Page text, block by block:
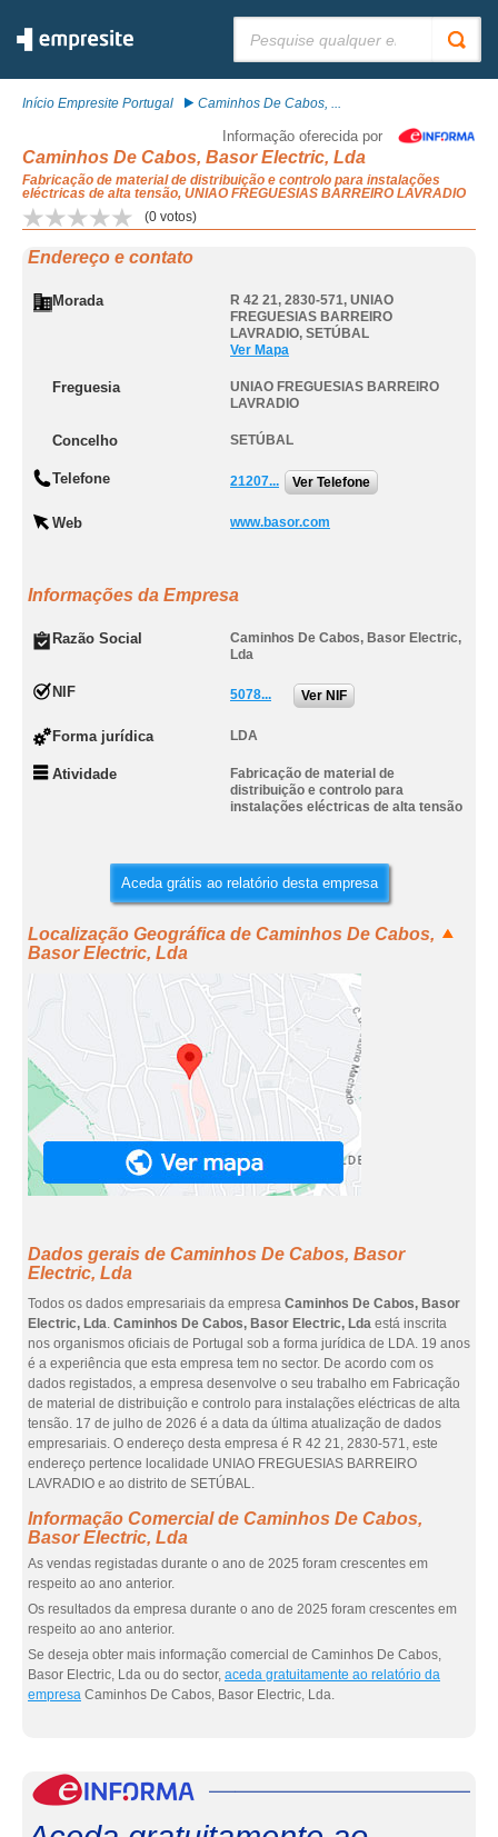
Início Empresite Portugal Caminhos De Cabos, ...
Informação oferecida por
Caminhos De Cabos, Basor Electric, Lda
Fabricação de material de distribuição e controlo para instalações
eléctricas de alta tensão, UNIAO FREGUESIAS BARREIRO LAVRADIO
(0 votos)
Endereço e contato
Morada R 42 21, 2830-571, UNIAO
FREGUESIAS BARREIRO
LAVRADIO, SETÚBAL
Ver Mapa
Freguesia
UNIAO FREGUESIAS BARREIRO
LAVRADIO
Concelho SETÚBAL
Telefone 21207... Ver Telefone
Web www.basor.com
Informações da Empresa
Razão Social
Caminhos De Cabos, Basor Electric,
Lda
NIF 5078... Ver NIF
Forma jurídica LDA
Atividade
Fabricação de material de
distribuição e controlo para
instalações eléctricas de alta tensão
Aceda grátis ao relatório desta empresa
Localização Geográfica de Caminhos De Cabos,
Basor Electric, Lda
Dados gerais de Caminhos De Cabos, Basor
Electric, Lda
Todos os dados empresariais da empresa Caminhos De Cabos, Basor
Electric, Lda. Caminhos De Cabos, Basor Electric, Lda está inscrita
nos organismos oficiais de Portugal sob a forma jurídica de LDA. 19 anos
é a experiência que esta empresa tem no sector. De acordo com os
dados registados, a empresa desenvolve o seu trabalho em Fabricação
de material de distribuição e controlo para instalações eléctricas de alta
tensão. 17 de julho de 2026 é a data da última atualização de dados
empresariais. O endereço desta empresa é R 42 21, 2830-571, este
endereço pertence localidade UNIAO FREGUESIAS BARREIRO
LAVRADIO e ao distrito de SETÚBAL.
Informação Comercial de Caminhos De Cabos,
Basor Electric, Lda
As vendas registadas durante o ano de 2025 foram crescentes em
respeito ao ano anterior.
Os resultados da empresa durante o ano de 2025 foram crescentes em
respeito ao ano anterior.
Se deseja obter mais informação comercial de Caminhos De Cabos,
Basor Electric, Lda ou do sector, aceda gratuitamente ao relatório da
empresa Caminhos De Cabos, Basor Electric, Lda.